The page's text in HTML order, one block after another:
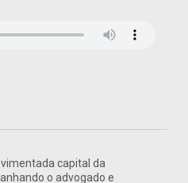
capital da
o advogado e